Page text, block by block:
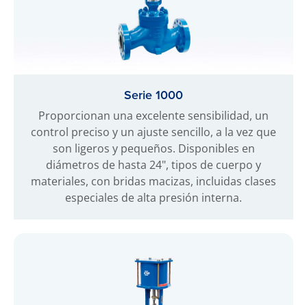
Serie 1000
Proporcionan una excelente sensibilidad, un
control preciso y un ajuste sencillo, a la vez que
son ligeros y pequeños. Disponibles en
diámetros de hasta 24", tipos de cuerpo y
materiales, con bridas macizas, incluidas clases
especiales de alta presión interna.